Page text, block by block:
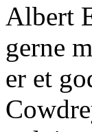
Albert
gerne
er et